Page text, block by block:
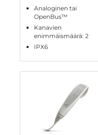
Analoginen tai
OpenBus™
Kanavien
enimmäismäärä: 2
IPX6